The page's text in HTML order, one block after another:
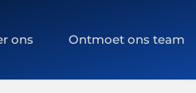
ons Ontmoet ons team